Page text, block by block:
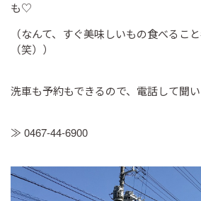
も♡
（なんて、すぐ美味しいもの食べるこ
（笑））
洗車も予約もできるので、電話して聞
≫ 0467-44-6900